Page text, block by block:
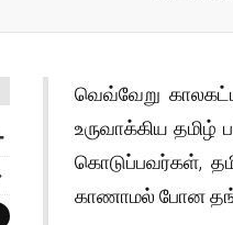
வெவ்வேறு
உருவாக்கிய
கொடுப்பவர்கள்,
காணாமல் போன